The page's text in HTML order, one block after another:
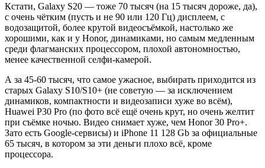
Кстати, Galaxy S20 — тоже 70 тысяч (на 15 тысяч дороже, да),
с очень чётким (пусть и не 90 или 120 Гц) дисплеем, с
водозащитой, более крутой видеосъёмкой, настолько же
хорошими, как и у Honor, динамиками, но самым медленным
среди флагманских процессором, плохой автономностью,
менее качественной селфи-камерой.
А за 45-60 тысяч, что самое ужасное, выбирать приходится из
старых Galaxy S10/S10+ (не советую — за исключением
динамиков, компактности и видеозаписи хуже во всём),
Huawei P30 Pro (по фото всё ещё очень крут, но очень желтит
при съёмке ночью. Видео снимает хуже, чем Honor 30 Pro+.
Зато есть Google-сервисы) и iPhone 11 128 Gb за официальные
65 тысяч, в котором за эти деньги плохо всё, кроме
процессора.